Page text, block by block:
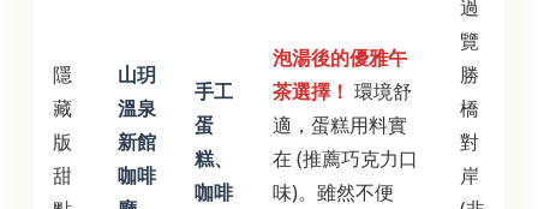
隱
藏
版
甜
山玥
溫泉
新館
咖啡
手工
蛋
糕、
咖啡
泡湯後的優雅午
茶選擇！ 環境舒
適，蛋糕用料實
在 (推薦巧克力口
味)。雖然不便
過
覽
勝
橋
對
岸